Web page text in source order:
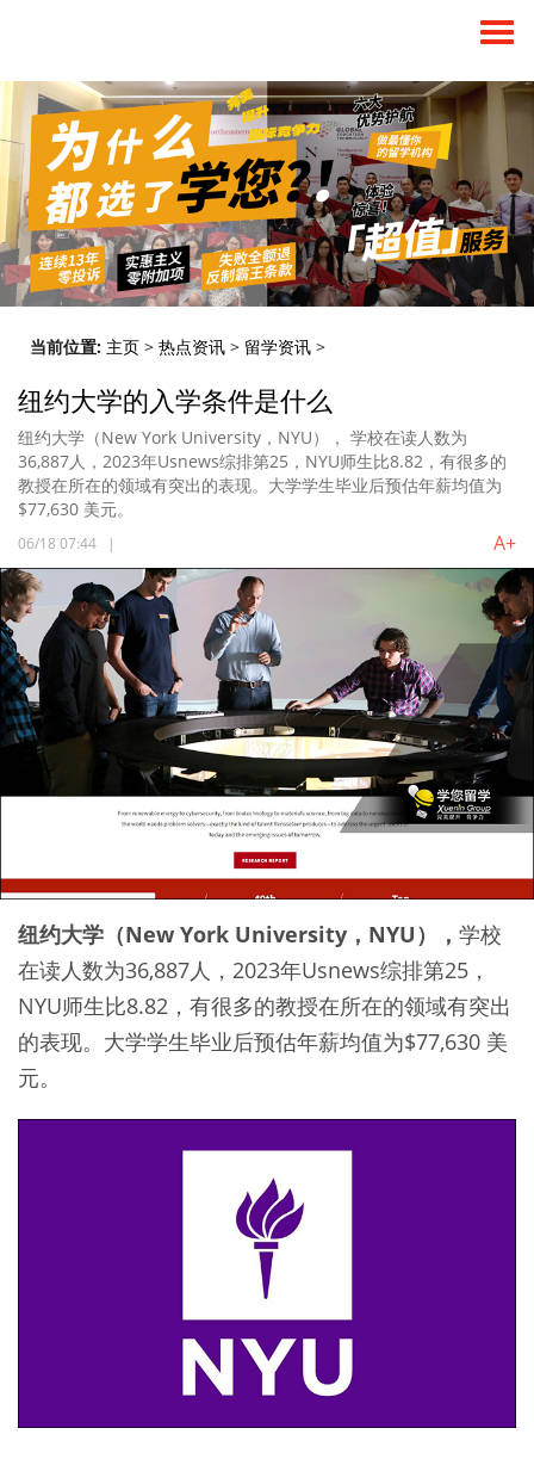
当前位置: 主页 > 热点资讯 > 留学资讯 >
纽约大学的入学条件是什么
纽约大学（New York University，NYU）， 学校在读人数为
36,887人，2023年Usnews综排第25，NYU师生比8.82，有很多的
教授在所在的领域有突出的表现。大学学生毕业后预估年薪均值为
$77,630 美元。
06/18 07:44 | A+
纽约大学（New York University，NYU）， 学校
在读人数为36,887人，2023年Usnews综排第25，
NYU师生比8.82，有很多的教授在所在的领域有突出
的表现。大学学生毕业后预估年薪均值为$77,630 美
元。